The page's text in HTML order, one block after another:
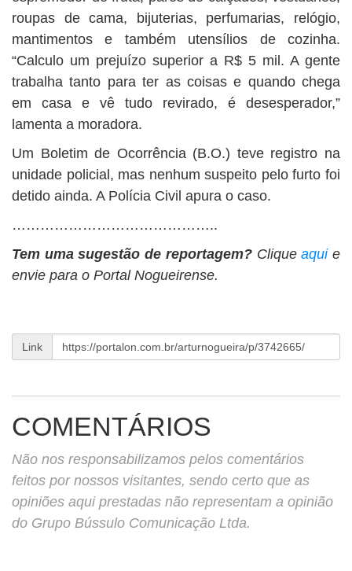
roupas de cama, bijuterias, perfumarias, relógio,
mantimentos e também utensílios de cozinha.
“Calculo um prejuízo superior a R$ 5 mil. A gente
trabalha tanto para ter as coisas e quando chega
em casa e vê tudo revirado, é desesperador,”
lamenta a moradora.
Um Boletim de Ocorrência (B.O.) teve registro na
unidade policial, mas nenhum suspeito pelo furto foi
detido ainda. A Polícia Civil apura o caso.
……………………………………..
Tem uma sugestão de reportagem?Cliqueaquie
envie para o Portal Nogueirense.
Link
COMENTÁRIOS
Não nos responsabilizamos pelos comentários
feitos por nossos visitantes, sendo certo que as
opiniões aqui prestadas não representam a opinião
do Grupo Bússulo Comunicação Ltda.